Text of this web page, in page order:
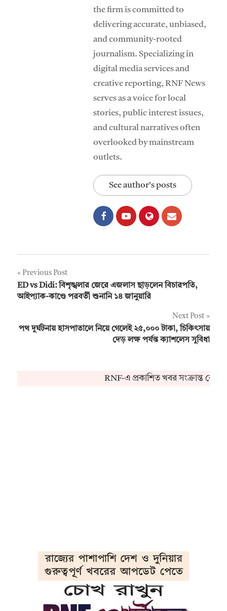
the firm is committed to
delivering accurate, unbiased,
and community-rooted
journalism. Specializing in
digital media services and
creative reporting, RNF News
serves as a voice for local
stories, public interest issues,
and cultural narratives often
overlooked by mainstream
outlets.
See author's posts
Post
navigation
Previous Post
ED vs Didi: বিশৃঙ্খলার জেরে এজলাস ছাড়লেন বিচারপতি,
আইপ্যাক-কাণ্ডে পরবর্তী শুনানি ১৪ জানুয়ারি
Next Post
পথ দুর্ঘটনায় হাসপাতালে নিয়ে গেলেই ২৫,০০০ টাকা, চিকিৎসায়
দেড় লক্ষ পর্যন্ত ক্যাশলেস সুবিধা
RNF-এ প্রকাশিত খবর সংক্রান্ত